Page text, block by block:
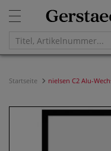
Startseite nielsen C2 Alu-